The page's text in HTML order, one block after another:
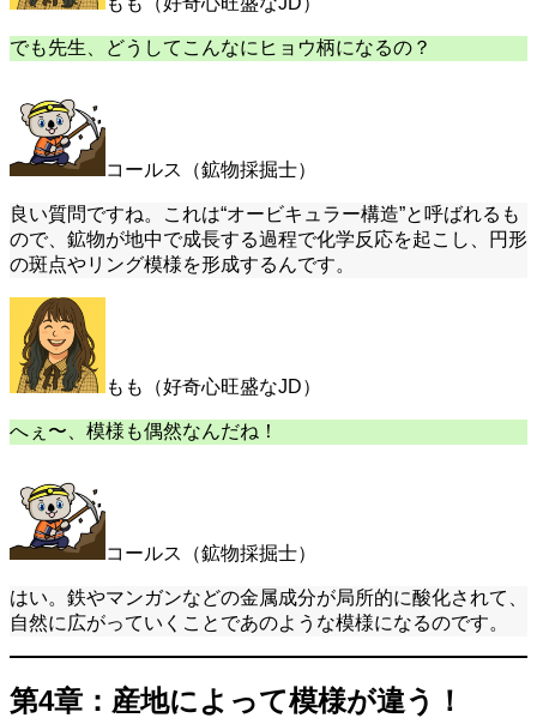
でも先生、どうしてこんなにヒョウ柄になるの？
コールス（鉱物採掘士）
良い質問ですね。これは“オービキュラー構造”と呼ばれるも
ので、鉱物が地中で成長する過程で化学反応を起こし、円形
の斑点やリング模様を形成するんです。
もも（好奇心旺盛なJD）
へぇ〜、模様も偶然なんだね！
コールス（鉱物採掘士）
はい。鉄やマンガンなどの金属成分が局所的に酸化されて、
自然に広がっていくことであのような模様になるのです。
第4章：産地によって模様が違う！